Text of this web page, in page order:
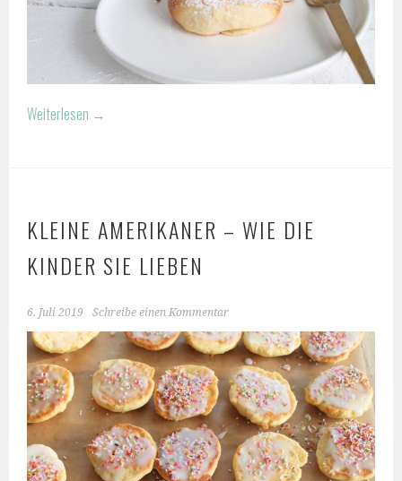
Weiterlesen →
KLEINE AMERIKANER – WIE DIE
KINDER SIE LIEBEN
6. Juli 2019 Schreibe einen Kommentar